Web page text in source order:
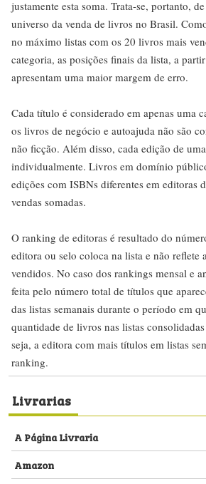
justamente esta soma. Trata-se, portanto,
universo da venda de livros no Brasil.
no máximo listas com os 20 livros mais
categoria, as posições finais da lista, a
apresentam uma maior margem de erro.
Cada título é considerado em apenas uma
os livros de negócio e autoajuda não são
não ficção. Além disso, cada edição de
individualmente. Livros em domínio
edições com ISBNs diferentes em editoras
vendas somadas.
O ranking de editoras é resultado do
editora ou selo coloca na lista e não reflete
vendidos. No caso dos rankings mensal e
feita pelo número total de títulos que
das listas semanais durante o período em
quantidade de livros nas listas
seja, a editora com mais títulos em listas
ranking.
Livrarias
A Página Livraria
Amazon